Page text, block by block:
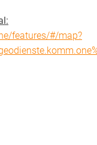
features/#/map?